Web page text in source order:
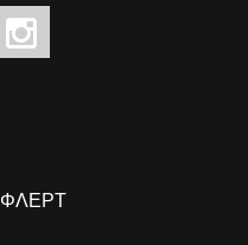
ΦΛΕΡΤ